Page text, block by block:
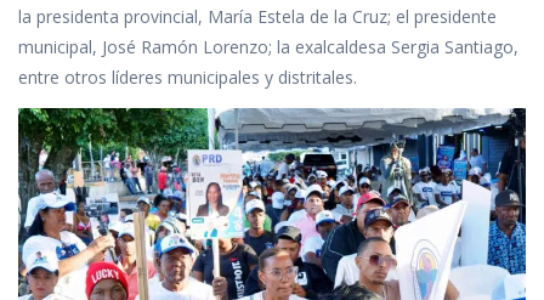
la presidenta provincial, María Estela de la Cruz; el presidente
municipal, José Ramón Lorenzo; la exalcaldesa Sergia Santiago,
entre otros líderes municipales y distritales.